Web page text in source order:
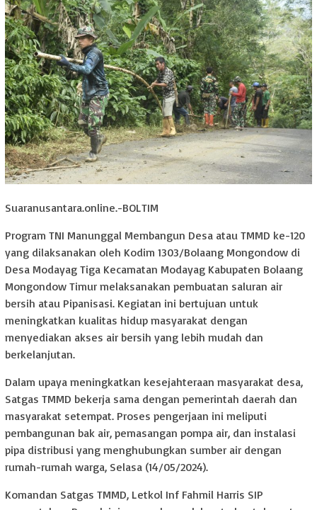
Suaranusantara.online.-BOLTIM
Program TNI Manunggal Membangun Desa atau TMMD ke-120
yang dilaksanakan oleh Kodim 1303/Bolaang Mongondow di
Desa Modayag Tiga Kecamatan Modayag Kabupaten Bolaang
Mongondow Timur melaksanakan pembuatan saluran air
bersih atau Pipanisasi. Kegiatan ini bertujuan untuk
meningkatkan kualitas hidup masyarakat dengan
menyediakan akses air bersih yang lebih mudah dan
berkelanjutan.
Dalam upaya meningkatkan kesejahteraan masyarakat desa,
Satgas TMMD bekerja sama dengan pemerintah daerah dan
masyarakat setempat. Proses pengerjaan ini meliputi
pembangunan bak air, pemasangan pompa air, dan instalasi
pipa distribusi yang menghubungkan sumber air dengan
rumah-rumah warga, Selasa (14/05/2024).
Komandan Satgas TMMD, Letkol Inf Fahmil Harris SIP